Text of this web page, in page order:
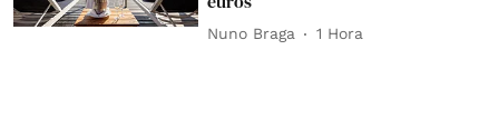
Nuno Braga 1 Hora